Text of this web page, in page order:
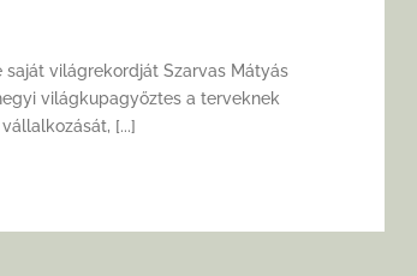
világrekordját Szarvas Mátyás
világkupagyőztes a terveknek
[...]